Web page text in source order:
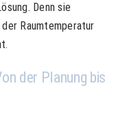
Denn sie
Raumtemperatur
der Planung bis